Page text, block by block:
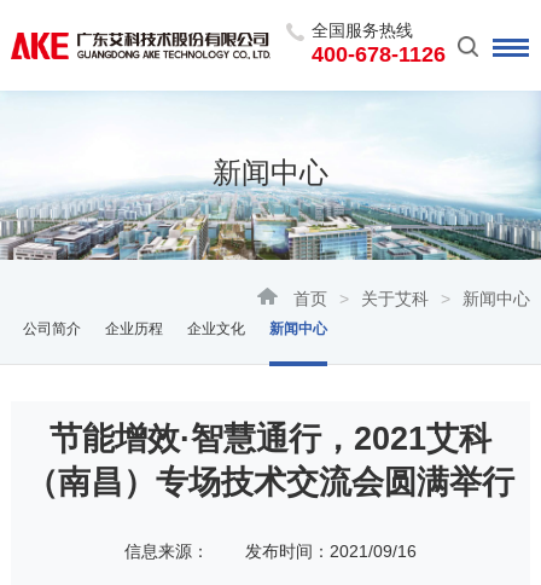
全国服务热线
400-678-1126
新闻中心
首页 > 关于艾科 > 新闻中心
公司简介 企业历程 企业文化 新闻中心
节能增效·智慧通行，2021艾科
（南昌）专场技术交流会圆满举行
信息来源： 发布时间：2021/09/16